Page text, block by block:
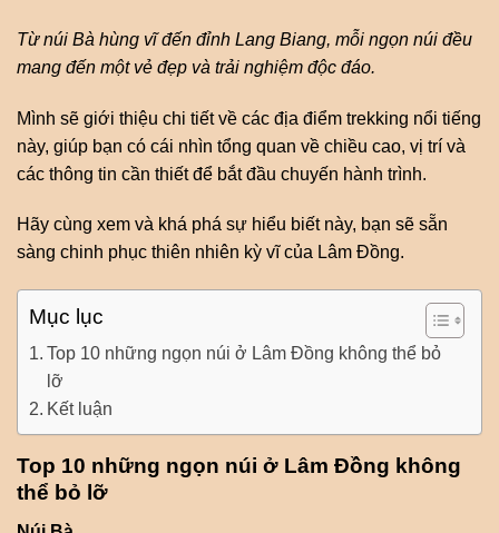
Từ núi Bà hùng vĩ đến đỉnh Lang Biang, mỗi ngọn núi đều
mang đến một vẻ đẹp và trải nghiệm độc đáo.
Mình sẽ giới thiệu chi tiết về các địa điểm trekking nổi tiếng
này, giúp bạn có cái nhìn tổng quan về chiều cao, vị trí và
các thông tin cần thiết để bắt đầu chuyến hành trình.
Hãy cùng xem và khá phá sự hiểu biết này, bạn sẽ sẵn
sàng chinh phục thiên nhiên kỳ vĩ của Lâm Đồng.
Mục lục
Top 10 những ngọn núi ở Lâm Đồng không thể bỏ
lỡ
Kết luận
Top 10 những ngọn núi ở Lâm Đồng không
thể bỏ lỡ